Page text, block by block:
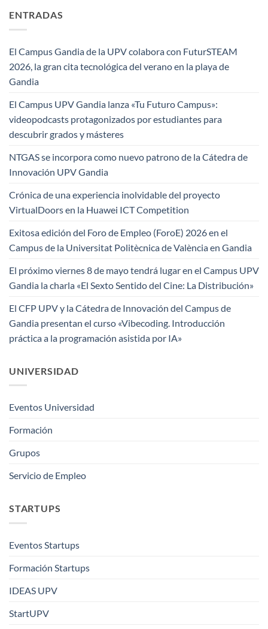
ENTRADAS
El Campus Gandia de la UPV colabora con FuturSTEAM
2026, la gran cita tecnológica del verano en la playa de
Gandia
El Campus UPV Gandia lanza «Tu Futuro Campus»:
videopodcasts protagonizados por estudiantes para
descubrir grados y másteres
NTGAS se incorpora como nuevo patrono de la Cátedra de
Innovación UPV Gandia
Crónica de una experiencia inolvidable del proyecto
VirtualDoors en la Huawei ICT Competition
Exitosa edición del Foro de Empleo (ForoE) 2026 en el
Campus de la Universitat Politècnica de València en Gandia
El próximo viernes 8 de mayo tendrá lugar en el Campus UPV
Gandia la charla «El Sexto Sentido del Cine: La Distribución»
El CFP UPV y la Cátedra de Innovación del Campus de
Gandia presentan el curso «Vibecoding. Introducción
práctica a la programación asistida por IA»
UNIVERSIDAD
Eventos Universidad
Formación
Grupos
Servicio de Empleo
STARTUPS
Eventos Startups
Formación Startups
IDEAS UPV
StartUPV